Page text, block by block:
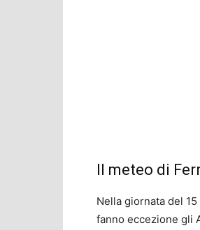
Il meteo di
Nella giornata del 15
fanno eccezione gli